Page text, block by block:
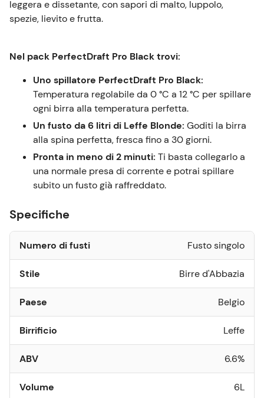
leggera e dissetante, con sapori di malto, luppolo,
spezie, lievito e frutta.
Nel pack PerfectDraft Pro Black trovi:
Uno spillatore PerfectDraft Pro Black:
Temperatura regolabile da 0 °C a 12 °C per spillare
ogni birra alla temperatura perfetta.
Un fusto da 6 litri di Leffe Blonde: Goditi la birra
alla spina perfetta, fresca fino a 30 giorni.
Pronta in meno di 2 minuti: Ti basta collegarlo a
una normale presa di corrente e potrai spillare
subito un fusto già raffreddato.
Specifiche
Numero di fusti Fusto singolo
Stile Birre d'Abbazia
Paese Belgio
Birrificio Leffe
ABV 6.6%
Volume 6L